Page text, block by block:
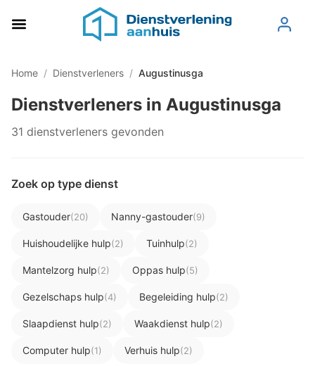
Home / Dienstverleners / Augustinusga
Dienstverleners in Augustinusga
31 dienstverleners gevonden
Zoek op type dienst
Gastouder(20) Nanny-gastouder(9)
Huishoudelijke hulp(2) Tuinhulp(2)
Mantelzorg hulp(2) Oppas hulp(5)
Gezelschaps hulp(4) Begeleiding hulp(2)
Slaapdienst hulp(2) Waakdienst hulp(2)
Computer hulp(1) Verhuis hulp(2)